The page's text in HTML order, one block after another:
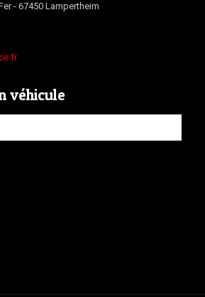
- 67450 Lampertheim
véhicule